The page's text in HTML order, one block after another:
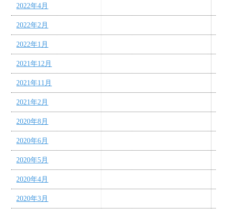
2022年4月
2022年2月
2022年1月
2021年12月
2021年11月
2021年2月
2020年8月
2020年6月
2020年5月
2020年4月
2020年3月